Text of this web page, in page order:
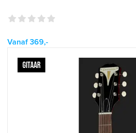
Vanaf 369,-
GITAAR